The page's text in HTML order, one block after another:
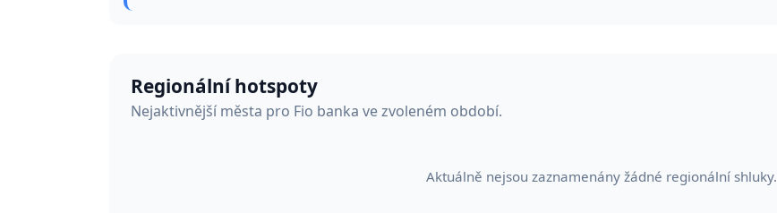
Regionální hotspoty
Nejaktivnější města pro Fio banka ve zvoleném období.
Aktuálně nejsou zaznamenány žádné regionální shluky.